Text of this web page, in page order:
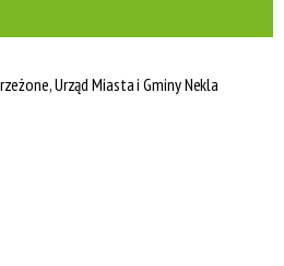
Urząd Miasta i Gminy Nekla